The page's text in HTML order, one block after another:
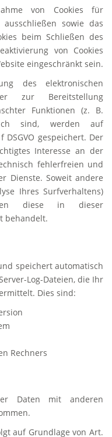
von Cookies für
sowie das
beim Schließen des
von Cookies
eingeschränkt sein.
des elektronischen
zur Bereitstellung
Funktionen (z. B.
sind, werden auf
gespeichert. Der
Interesse an der
fehlerfreien und
Dienste. Soweit andere
Ihres Surfverhaltens)
diese in dieser
behandelt.
speichert automatisch
Log-Dateien, die Ihr
Dies sind:
Rechners
Daten mit anderen
auf Grundlage von Art.